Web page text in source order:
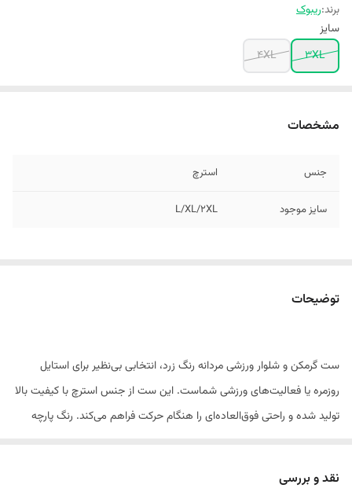
برند:ریبوک
سایز
3XL
4XL
مشخصات
جنس استرچ
سایز موجود L/XL/2XL
توضیحات
ست گرمکن و شلوار ورزشی مردانه رنگ زرد، انتخابی بی‌نظیر برای استایل
روزمره یا فعالیت‌های ورزشی شماست. این ست از جنس استرچ با کیفیت بالا
تولید شده و راحتی فوق‌العاده‌ای را هنگام حرکت فراهم می‌کند. رنگ پارچه
نقد و بررسی